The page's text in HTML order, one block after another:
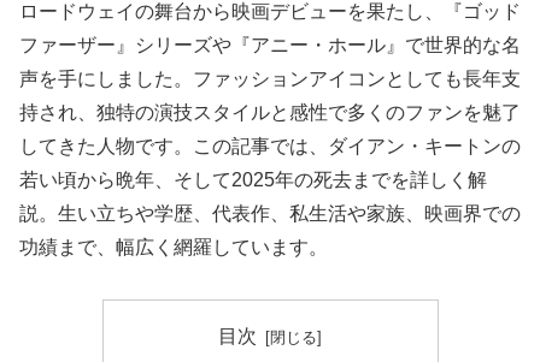
ロードウェイの舞台から映画デビューを果たし、『ゴッド
ファーザー』シリーズや『アニー・ホール』で世界的な名
声を手にしました。ファッションアイコンとしても長年支
持され、独特の演技スタイルと感性で多くのファンを魅了
してきた人物です。この記事では、ダイアン・キートンの
若い頃から晩年、そして2025年の死去までを詳しく解
説。生い立ちや学歴、代表作、私生活や家族、映画界での
功績まで、幅広く網羅しています。
目次